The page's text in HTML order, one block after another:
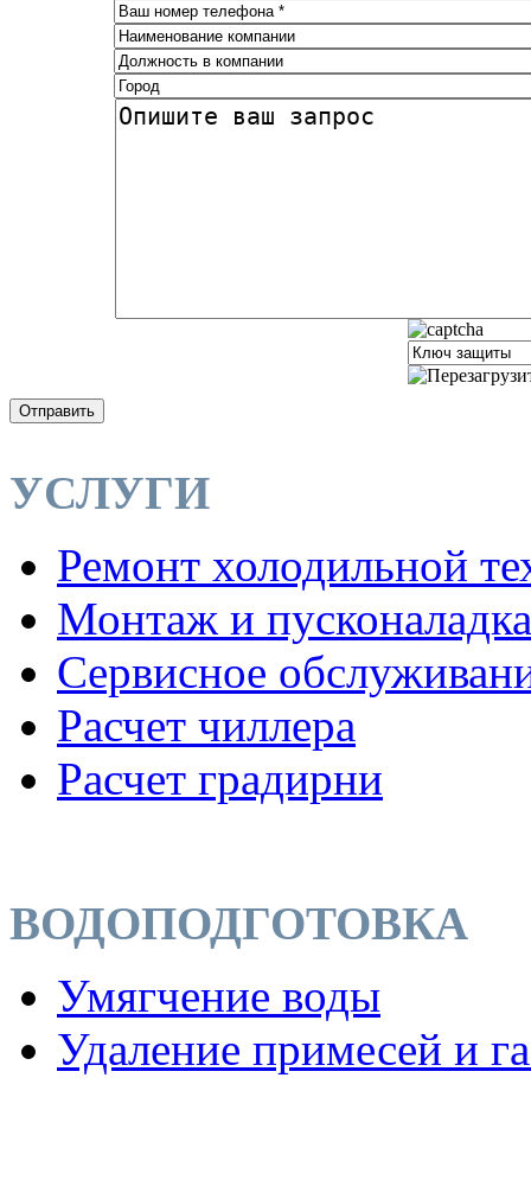
Отправить
УСЛУГИ
Ремонт холодильной
Монтаж и пусконаладка
Сервисное
Расчет чиллера
Расчет градирни
ВОДОПОДГОТОВКА
Умягчение воды
Удаление примесей и